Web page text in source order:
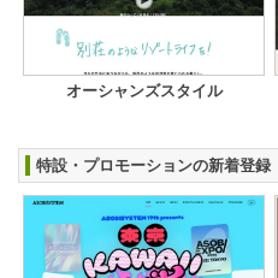
オーシャンズスタイル
特設・プロモーションの新着登録